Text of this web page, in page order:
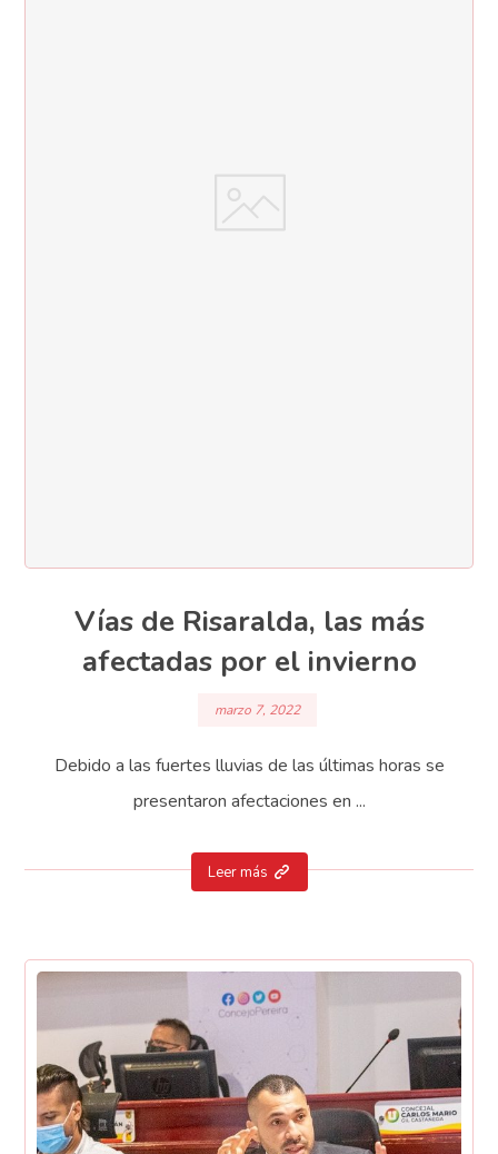
Vías de Risaralda, las más
afectadas por el invierno
marzo 7, 2022
Debido a las fuertes lluvias de las últimas horas se
presentaron afectaciones en ...
Leer más